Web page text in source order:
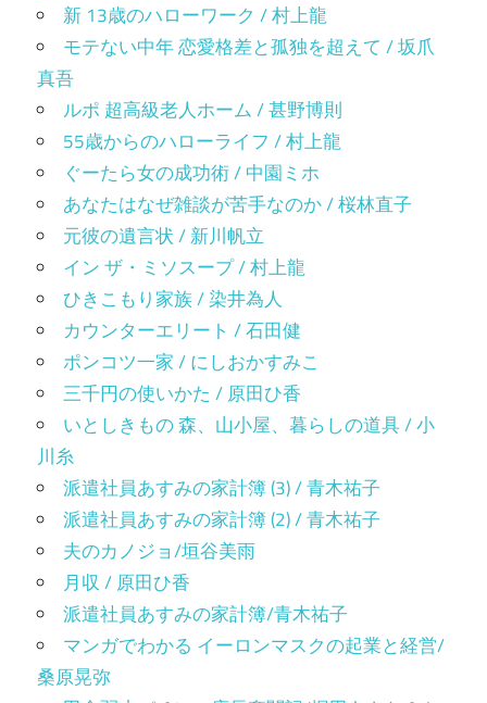
新 13歳のハローワーク / 村上龍
モテない中年 恋愛格差と孤独を超えて / 坂爪
真吾
ルポ 超高級老人ホーム / 甚野博則
55歳からのハローライフ / 村上龍
ぐーたら女の成功術 / 中園ミホ
あなたはなぜ雑談が苦手なのか / 桜林直子
元彼の遺言状 / 新川帆立
イン ザ・ミソスープ / 村上龍
ひきこもり家族 / 染井為人
カウンターエリート / 石田健
ポンコツ一家 / にしおかすみこ
三千円の使いかた / 原田ひ香
いとしきもの 森、山小屋、暮らしの道具 / 小
川糸
派遣社員あすみの家計簿 (3) / 青木祐子
派遣社員あすみの家計簿 (2) / 青木祐子
夫のカノジョ/垣谷美雨
月収 / 原田ひ香
派遣社員あすみの家計簿/青木祐子
マンガでわかる イーロンマスクの起業と経営/
桑原晃弥